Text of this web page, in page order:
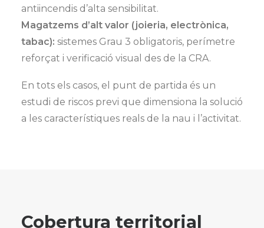
antiincendis d’alta sensibilitat.
Magatzems d’alt valor (joieria, electrònica,
tabac): sistemes Grau 3 obligatoris, perímetre
reforçat i verificació visual des de la CRA.
En tots els casos, el punt de partida és un
estudi de riscos previ que dimensiona la solució
a les característiques reals de la nau i l’activitat.
Cobertura territorial